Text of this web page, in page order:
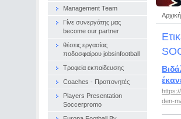
den-
Management Team
Γίνε συνεργάτης μας
become our partner
θέσεις εργασίας
ποδοσφαίρου jobsinfootball
Τροφεία εκπαίδευσης
Coaches - Προπονητές
Players Presentation
Soccerpromo